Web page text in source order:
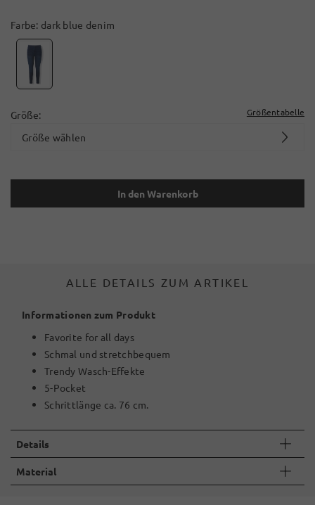
Farbe: dark blue denim
Größe: Größentabelle
Größe wählen
In den Warenkorb
ALLE DETAILS ZUM ARTIKEL
Informationen zum Produkt
Favorite for all days
Schmal und stretchbequem
Trendy Wasch-Effekte
5-Pocket
Schrittlänge ca. 76 cm.
Details
Material